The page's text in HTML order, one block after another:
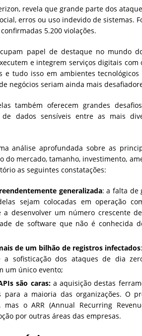
revela que grande parte dos
erros ou uso indevido de sistemas.
5.200 violações.
papel de destaque no mundo
e integrem serviços digitais com
e tudo isso em ambientes
negócios seriam ainda mais
também oferecem grandes
dados sensíveis entre as mais
análise aprofundada sobre as
mercado, tamanho, investimento,
as seguintes constatações:
generalizada: a falta de
sejam colocadas em operação
a desenvolver um número crescente
de software que não é conhecida
de um bilhão de registros infectados
a sofisticação dos ataques de dia
um único evento;
são caras:a aquisição destas
a maioria das organizações. O
o ARR (Annual Recurring
por outras áreas das empresas.